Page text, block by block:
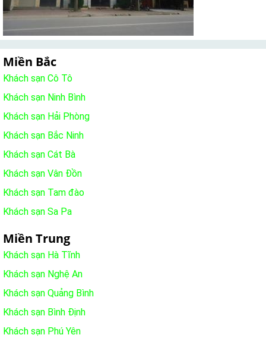
Miền Bắc
Khách sạn Cô Tô
Khách sạn Ninh Bình
Khách sạn Hải Phòng
Khách sạn Bắc Ninh
Khách sạn Cát Bà
Khách sạn Vân Đồn
Khách sạn Tam đào
Khách sạn Sa Pa
Miền Trung
Khách sạn Hà Tĩnh
Khách sạn Nghệ An
Khách sạn Quảng Bình
Khách sạn Bình Định
Khách sạn Phú Yên